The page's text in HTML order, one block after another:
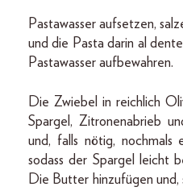
Pastawasser aufsetzen,
und die Pasta darin al
Pastawasser aufbewahren.
Die Zwiebel in reichlich
Spargel, Zitronenabrieb
und, falls nötig, nochmals
sodass der Spargel leicht
Die Butter hinzufügen und,